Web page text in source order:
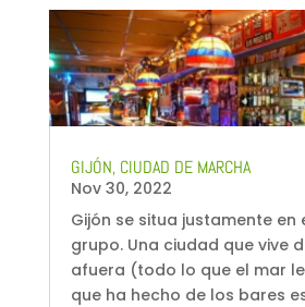
GIJÓN, CIUDAD DE MARCHA
Nov 30, 2022
Gijón se situa justamente en
grupo. Una ciudad que vive
afuera (todo lo que el mar
que ha hecho de los bares